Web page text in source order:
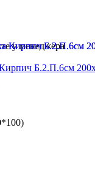
у менеджера
Б.2.П.6см